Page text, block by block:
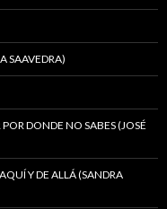
SAAVEDRA)
DONDE NO SABES (JOSÉ
Y DE ALLÁ (SANDRA